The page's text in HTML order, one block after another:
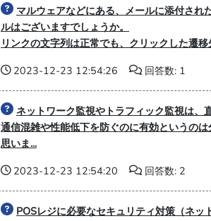
マルウェアなどにある、メールに添付さ
ルはございますでしょうか。
リンクの文字列は正常でも、クリックした遷
2023-12-23 12:54:26
回答数: 1
ネットワーク監視やトラフィック監視は、
通信混雑や性能低下を防ぐのに有効というの
思いま...
2023-12-23 12:54:20
回答数: 2
POSレジに必要なセキュリティ対策（ネ